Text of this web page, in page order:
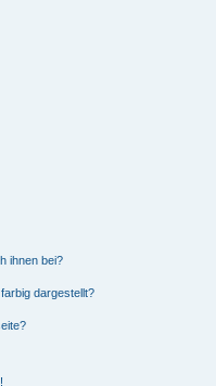
ihnen bei?
dargestellt?